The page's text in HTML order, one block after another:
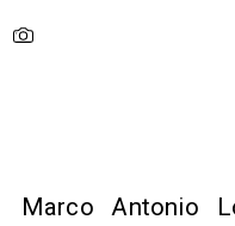
Marco Antonio